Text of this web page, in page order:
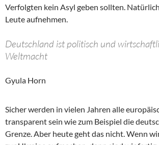
Verfolgten kein Asyl geben sollten.
Leute aufnehmen.
Deutschland ist politisch und
Weltmacht
Gyula Horn
Sicher werden in vielen Jahren alle
transparent sein wie zum Beispiel die
Grenze. Aber heute geht das nicht. Wenn